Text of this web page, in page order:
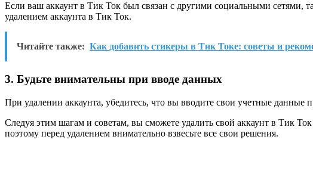
Если ваш аккаунт в Тик Ток был связан с другими социальными сетями,
удалением аккаунта в Тик Ток.
Читайте также: Как добавить стикеры в Тик Токе: советы и
3. Будьте внимательны при вводе данных
При удалении аккаунта, убедитесь, что вы вводите свои учетные
Следуя этим шагам и советам, вы сможете удалить свой аккаунт в Тик
поэтому перед удалением внимательно взвесьте все свои решения.